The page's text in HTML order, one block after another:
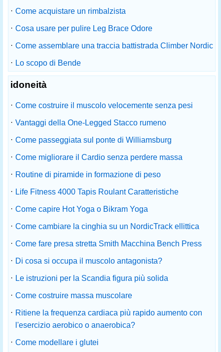
· Come acquistare un rimbalzista
· Cosa usare per pulire Leg Brace Odore
· Come assemblare una traccia battistrada Climber Nordic
· Lo scopo di Bende
idoneità
· Come costruire il muscolo velocemente senza pesi
· Vantaggi della One-Legged Stacco rumeno
· Come passeggiata sul ponte di Williamsburg
· Come migliorare il Cardio senza perdere massa
· Routine di piramide in formazione di peso
· Life Fitness 4000 Tapis Roulant Caratteristiche
· Come capire Hot Yoga o Bikram Yoga
· Come cambiare la cinghia su un NordicTrack ellittica
· Come fare presa stretta Smith Macchina Bench Press
· Di cosa si occupa il muscolo antagonista?
· Le istruzioni per la Scandia figura più solida
· Come costruire massa muscolare
· Ritiene la frequenza cardiaca più rapido aumento con
l'esercizio aerobico o anaerobica?
· Come modellare i glutei